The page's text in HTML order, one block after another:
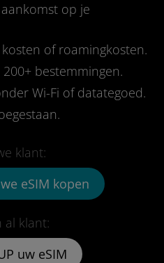
op je
of roamingkosten.
bestemmingen.
Wi-Fi of datategoed.
al klant:
uw eSIM
klant:
eSIM kopen